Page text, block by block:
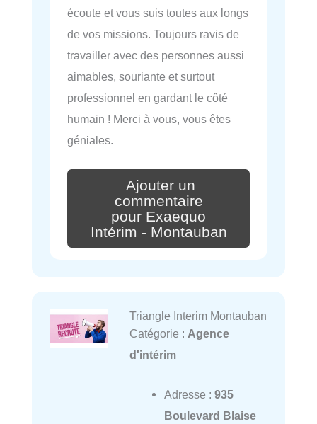
écoute et vous suis toutes aux longs
de vos missions. Toujours ravis de
travailler avec des personnes aussi
aimables, souriante et surtout
professionnel en gardant le côté
humain ! Merci à vous, vous êtes
géniales.
Ajouter un
commentaire
pour Exaequo
Intérim - Montauban
Triangle Interim Montauban
Catégorie : Agence
d'intérim
Adresse : 935
Boulevard Blaise